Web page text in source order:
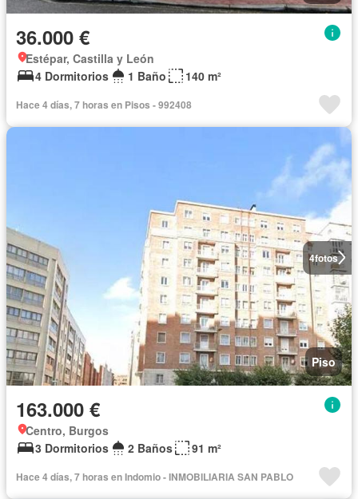
36.000 €
Estépar, Castilla y León
4 Dormitorios
1 Baño 140 m²
Hace 4 días, 7 horas en Pisos - 992408
4fotos
Piso
163.000 €
Centro, Burgos
3 Dormitorios
2 Baños 91 m²
Hace 4 días, 7 horas en Indomio - INMOBILIARIA SAN PABLO